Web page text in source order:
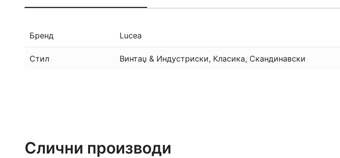
Бренд Lucea
Стил Винтаџ & Индустриски, Класика, Скандинавски
Слични производи